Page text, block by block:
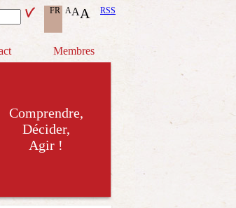
RSS
A
A
A
FR
Membres
Comprendre,
Décider,
Agir !